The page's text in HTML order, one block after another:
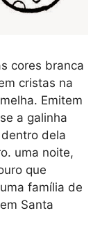
cores branca
cristas na
Emitem
a galinha
dela
uma noite,
que
família de
Santa